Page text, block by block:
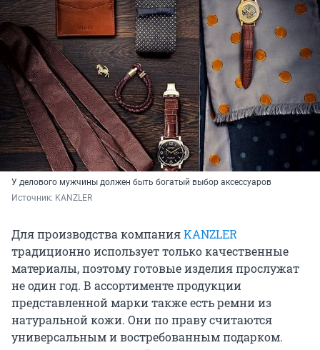
У делового мужчины должен быть богатый выбор аксессуаров
Источник: KANZLER
Для производства компанияKANZLER
традиционно использует только качественные
материалы, поэтому готовые изделия прослужат
не один год. В ассортименте продукции
представленной марки также есть ремни из
натуральной кожи. Они по праву считаются
универсальным и востребованным подарком.